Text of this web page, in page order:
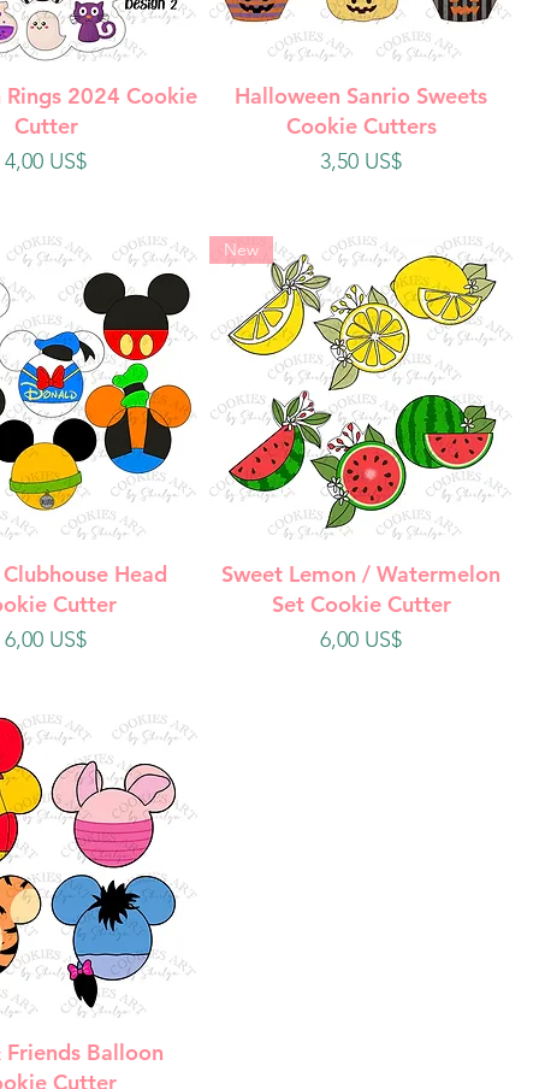
rápida
Rings 2024 Cookie
Cutter
Precio
4,00 US$
Vista rápida
Halloween Sanrio Sweets
Cookie Cutters
Precio
3,50 US$
rápida Head
Cutter
Precio
6,00 US$
Vista rápida
New
Sweet Lemon / Watermelon
Set Cookie Cutter
Precio
6,00 US$
rápida
Friends Balloon
Cutter